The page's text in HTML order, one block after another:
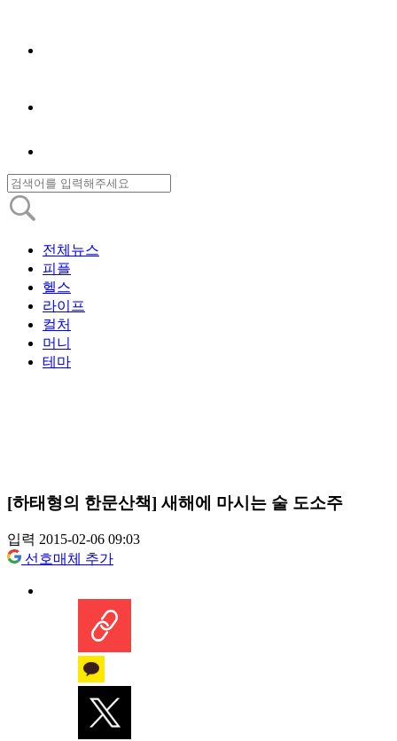
전체뉴스
피플
헬스
라이프
컬처
머니
테마
[하태형의 한문산책] 새해에 마시는 술 도소주
입력 2015-02-06 09:03
선호매체 추가